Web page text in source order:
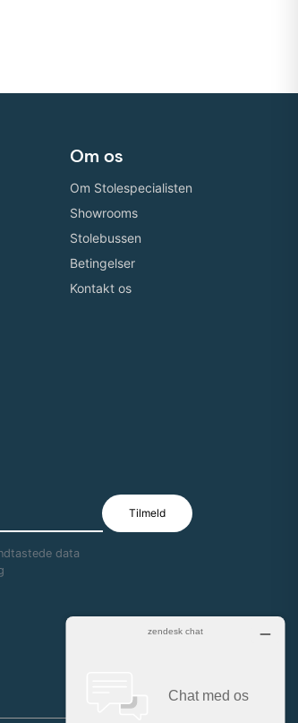
Om os
Om Stolespecialisten
Showrooms
Stolebussen
Betingelser
Kontakt os
data